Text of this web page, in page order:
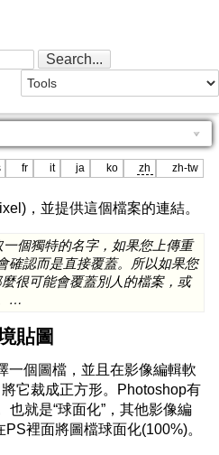
fr it ja ko zh zh-tw
，並提供這個檔案的連結。
個獨特的名字，如果您上傳重
確認而是直接覆蓋。所以如果您
很可能會覆蓋別人的檔案，或
…
貼圖
一個圖檔，並且在影像編輯軟
它裁成正方形。Photoshop有
也就是“球面化”，其他影像編
裡面將圖檔球面化(100%)。